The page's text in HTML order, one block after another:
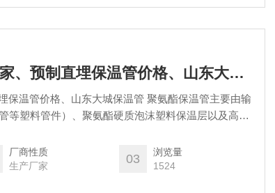
河南三门峡直埋保温管厂家、预制直埋保温管价格、山东大城保温管
保温管价格、山东大城保温管 聚氨酯保温管主要由输
等塑料管件）、聚氨酯硬质泡沫塑料保温层以及高密
厂商性质
生产厂家
03
浏览量
1524